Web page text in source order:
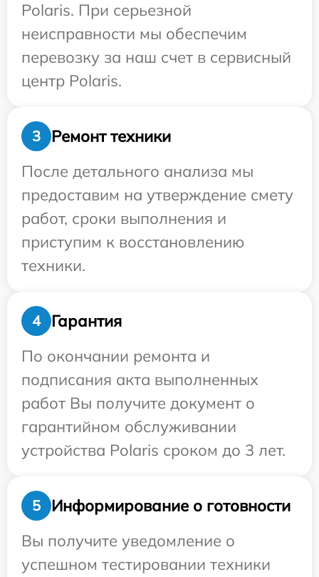
Polaris. При серьезной
неисправности мы обеспечим
перевозку за наш счет в сервисный
центр Polaris.
3
Ремонт техники
После детального анализа мы
предоставим на утверждение смету
работ, сроки выполнения и
приступим к восстановлению
техники.
4
Гарантия
По окончании ремонта и
подписания акта выполненных
работ Вы получите документ о
гарантийном обслуживании
устройства Polaris сроком до 3 лет.
5
Информирование о готовности
Вы получите уведомление о
успешном тестировании техники